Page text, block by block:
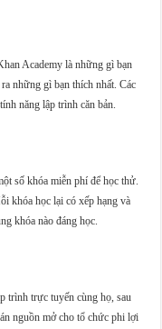
Academy là những gì bạn
những gì bạn thích nhất. Các
năng lập trình căn bản.
số khóa miễn phí để học thử.
khóa học lại có xếp hạng và
khóa nào đáng học.
trình trực tuyến cùng họ, sau
nguồn mở cho tổ chức phi lợi